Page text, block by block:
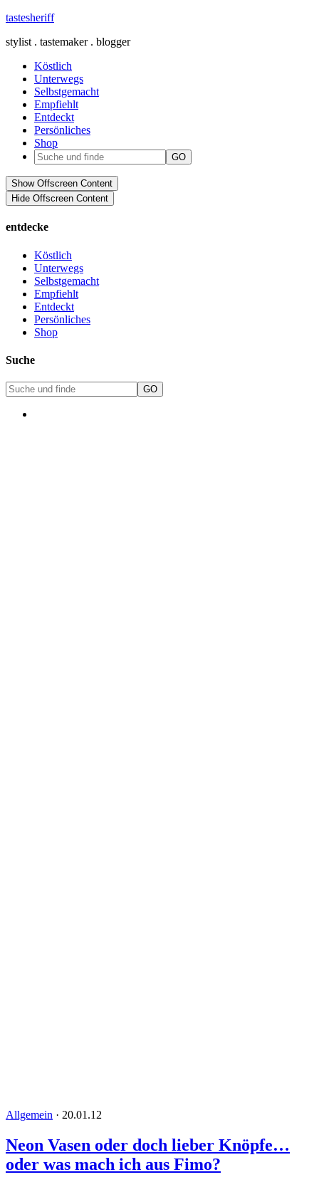
tastesheriff
stylist . tastemaker . blogger
Köstlich
Unterwegs
Selbstgemacht
Empfiehlt
Entdeckt
Persönliches
Shop
Show Offscreen Content
Hide Offscreen Content
entdecke
Köstlich
Unterwegs
Selbstgemacht
Empfiehlt
Entdeckt
Persönliches
Shop
Suche
Allgemein · 20.01.12
Neon Vasen oder doch lieber Knöpfe…
oder was mach ich aus Fimo?